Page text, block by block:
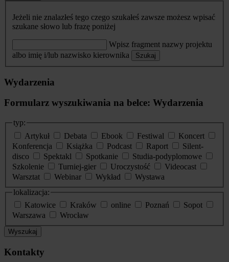
Jeżeli nie znalazłeś tego czego szukałeś zawsze możesz wpisać
szukane słowo lub frazę poniżej
Wpisz fragment nazwy projektu
albo imię i/lub nazwisko kierownika
Szukaj
Wydarzenia
Formularz wyszukiwania na belce: Wydarzenia
typ:
Artykuł
Debata Ebook Festiwal
Koncert
Konferencja
Książka Podcast Raport
Silent-
disco
Spektakl Spotkanie
Studia-podyplomowe
Szkolenie
Turniej-gier Uroczystość
Videocast
Warsztat
Webinar Wykład
Wystawa
lokalizacja:
Katowice
Kraków online Poznań
Sopot
Warszawa
Wrocław
Wyszukaj
Kontakty